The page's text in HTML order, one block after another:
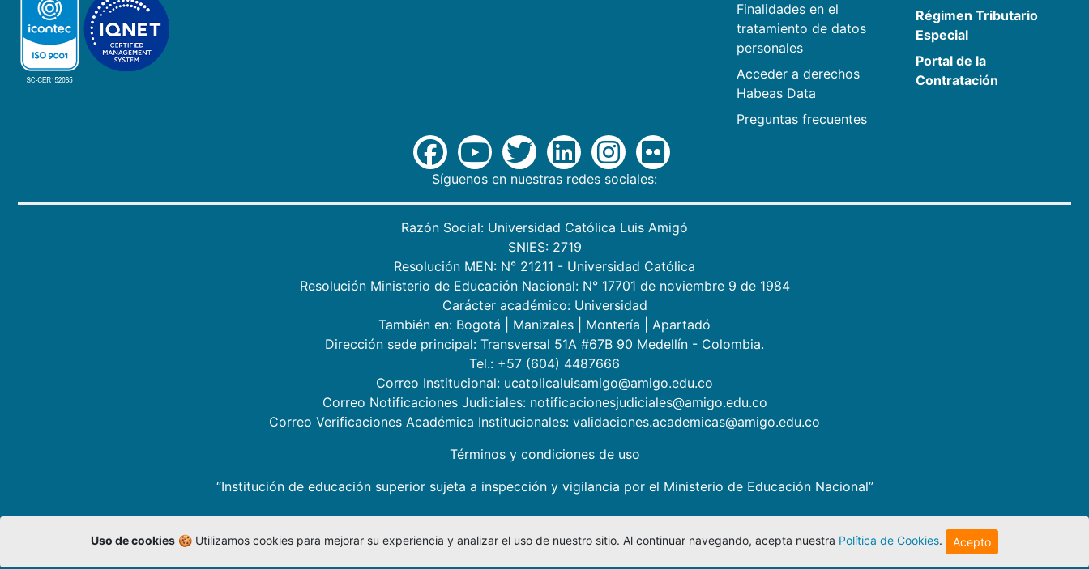
Finalidades en el
tratamiento de datos
personales
Acceder a derechos
Habeas Data
Preguntas frecuentes
Régimen Tributario
Especial
Portal de la
Contratación
Síguenos en nuestras redes sociales:
Razón Social: Universidad Católica Luis Amigó
SNIES: 2719
Resolución MEN: N° 21211 - Universidad Católica
Resolución Ministerio de Educación Nacional: N° 17701 de noviembre 9 de 1984
Carácter académico: Universidad
También en: Bogotá Manizales Montería
Apartadó
Dirección sede principal: Transversal 51A #67B 90 Medellín - Colombia.
Tel.: +57 (604) 4487666
Correo Institucional: ucatolicaluisamigo@amigo.edu.co
Correo Notificaciones Judiciales: notificacionesjudiciales@amigo.edu.co
Correo Verificaciones Académica Institucionales: validaciones.academicas@amigo.edu.co
Términos y condiciones de uso
“Institución de educación superior sujeta a inspección y vigilancia por el Ministerio de Educación Nacional”
Uso de cookies 🍪 Utilizamos cookies para mejorar su experiencia y analizar el uso de nuestro sitio. Al continuar navegando, acepta nuestra Política de Cookies. Acepto